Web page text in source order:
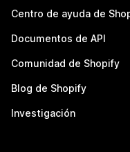
Centro de ayuda de
Documentos de API
Comunidad de Shopify
Blog de Shopify
Investigación